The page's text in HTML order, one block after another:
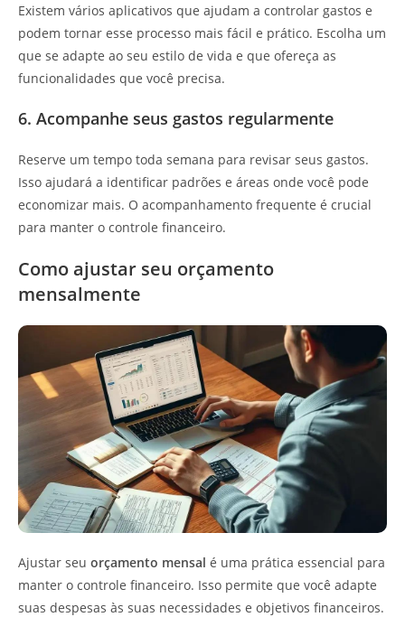
Existem vários aplicativos que ajudam a controlar gastos e
podem tornar esse processo mais fácil e prático. Escolha um
que se adapte ao seu estilo de vida e que ofereça as
funcionalidades que você precisa.
6. Acompanhe seus gastos regularmente
Reserve um tempo toda semana para revisar seus gastos.
Isso ajudará a identificar padrões e áreas onde você pode
economizar mais. O acompanhamento frequente é crucial
para manter o controle financeiro.
Como ajustar seu orçamento
mensalmente
Ajustar seu orçamento mensal é uma prática essencial para
manter o controle financeiro. Isso permite que você adapte
suas despesas às suas necessidades e objetivos financeiros.